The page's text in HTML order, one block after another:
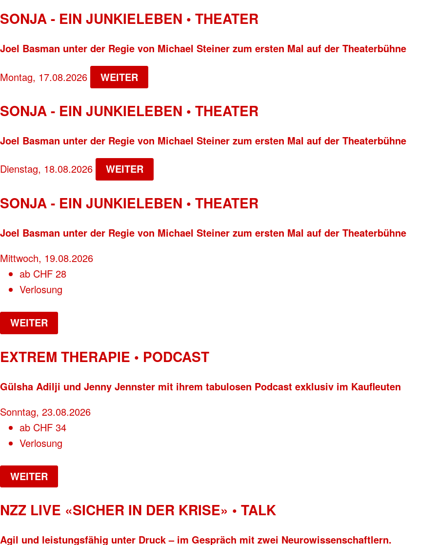
SONJA - EIN JUNKIELEBEN • THEATER
Joel Basman unter der Regie von Michael Steiner zum ersten Mal auf der Theaterbühne
Montag, 17.08.2026 WEITER
SONJA - EIN JUNKIELEBEN • THEATER
Joel Basman unter der Regie von Michael Steiner zum ersten Mal auf der Theaterbühne
Dienstag, 18.08.2026 WEITER
SONJA - EIN JUNKIELEBEN • THEATER
Joel Basman unter der Regie von Michael Steiner zum ersten Mal auf der Theaterbühne
Mittwoch, 19.08.2026
ab CHF 28
Verlosung
WEITER
EXTREM THERAPIE • PODCAST
Gülsha Adilji und Jenny Jennster mit ihrem tabulosen Podcast exklusiv im Kaufleuten
Sonntag, 23.08.2026
ab CHF 34
Verlosung
WEITER
NZZ LIVE «SICHER IN DER KRISE» • TALK
Agil und leistungsfähig unter Druck – im Gespräch mit zwei Neurowissenschaftlern.